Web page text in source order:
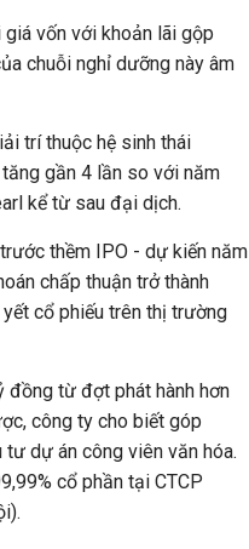
vốn với khoản lãi gộp
chuỗi nghỉ dưỡng này âm
trí thuộc hệ sinh thái
gần 4 lần so với năm
kể từ sau đại dịch.
thềm IPO - dự kiến năm
chấp thuận trở thành
cổ phiếu trên thị trường
đồng từ đợt phát hành hơn
công ty cho biết góp
dự án công viên văn hóa.
cổ phần tại CTCP